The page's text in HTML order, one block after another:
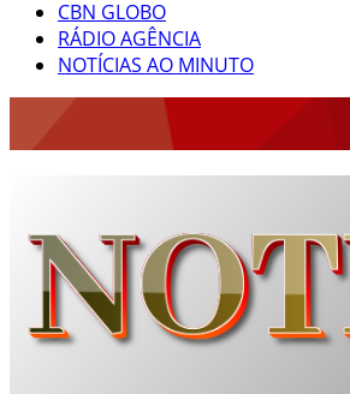
CBN GLOBO
RÁDIO AGÊNCIA
NOTÍCIAS AO MINUTO